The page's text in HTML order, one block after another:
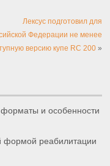
Лексус подготовил для
Федерации не менее
версию купе RC 200»
и особенности
формой реабилитации